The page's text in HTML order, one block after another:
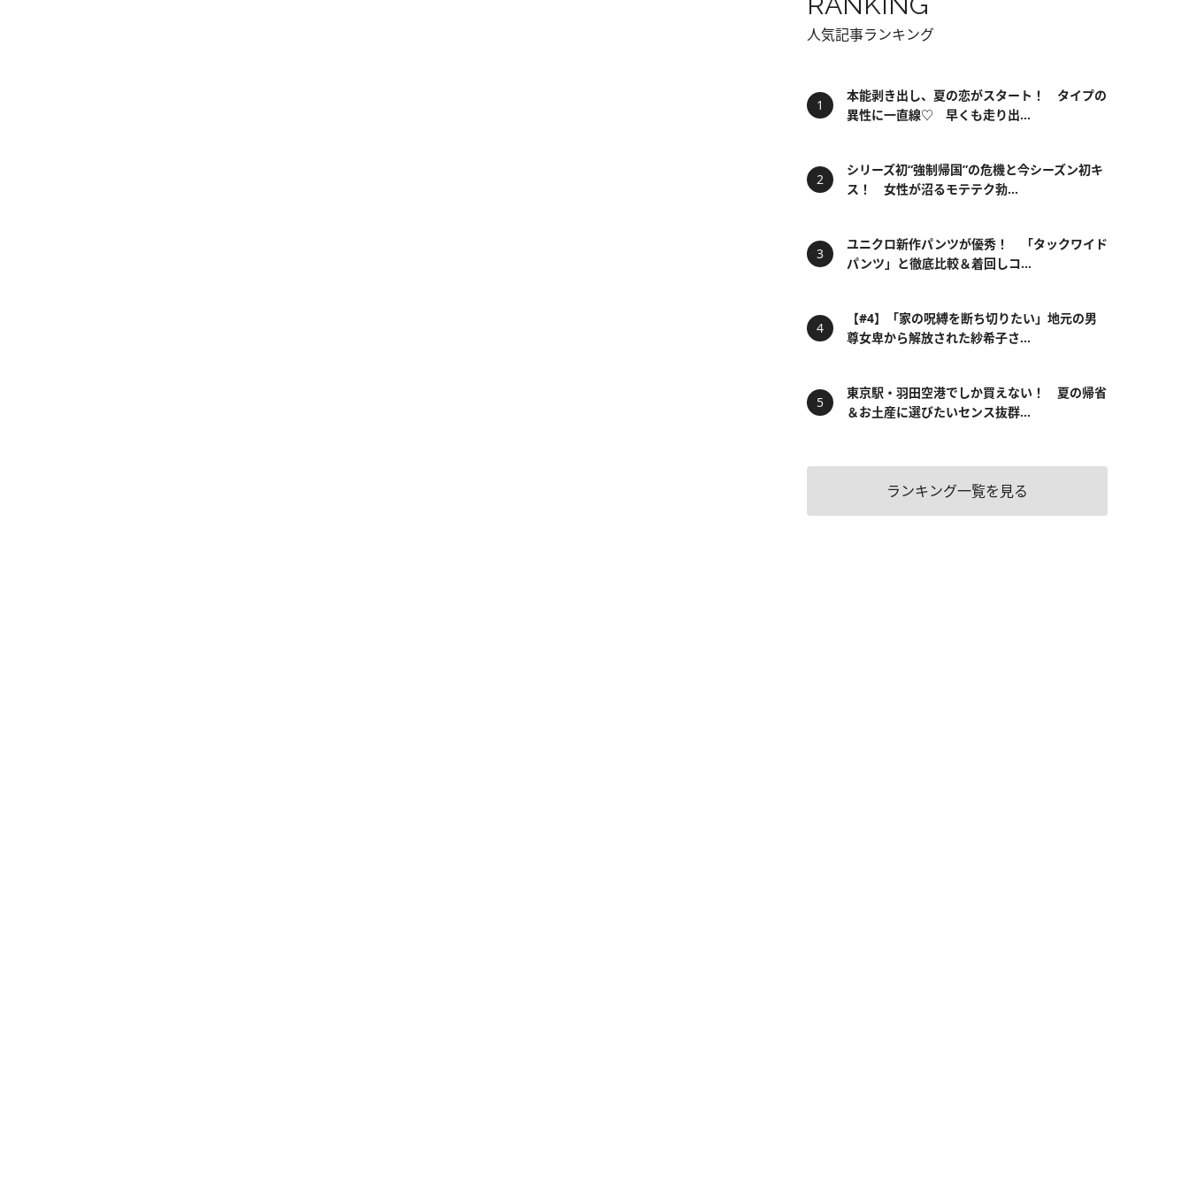
人気記事ランキング
本能剥き出し、夏の恋がスタート！ タイプの
異性に一直線♡ 早くも走り出...
シリーズ初“強制帰国”の危機と今シーズン初キ
ス！ 女性が沼るモテテク勃...
ユニクロ新作パンツが優秀！ 「タックワイド
パンツ」と徹底比較＆着回しコ...
【#4】「家の呪縛を断ち切りたい」地元の男
尊女卑から解放された紗希子さ...
東京駅・羽田空港でしか買えない！ 夏の帰省
＆お土産に選びたいセンス抜群...
ランキング一覧を見る